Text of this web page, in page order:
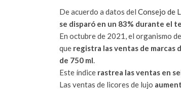
De acuerdo a datos del Consejo de
se disparó en un 83% durante el
En octubre de 2021, el organismo
que registra las ventas de marcas
de 750 ml.
Este índice rastrea las ventas en
Las ventas de licores de lujo